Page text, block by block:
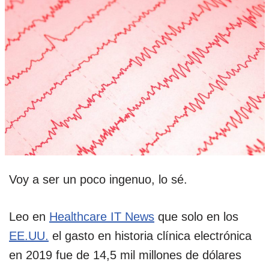
Voy a ser un poco ingenuo, lo sé.
Leo en Healthcare IT News que solo en los
EE.UU. el gasto en historia clínica electrónica
en 2019 fue de 14,5 mil millones de dólares